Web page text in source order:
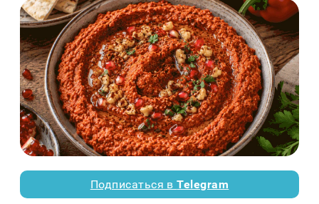
Подписаться вTelegram